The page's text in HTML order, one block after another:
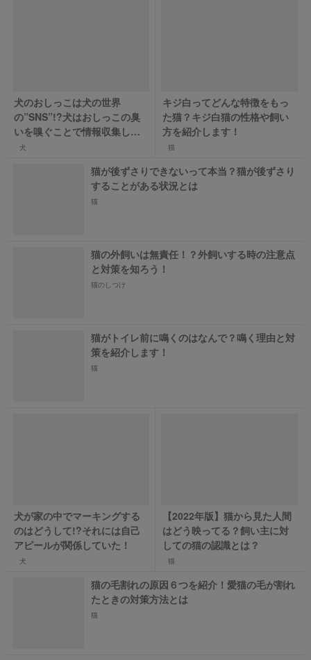
犬のおしっこは犬の世界
の”SNS”!?犬はおしっこの臭
いを嗅ぐことで情報収集して
いる！
犬
キジ白ってどんな特徴をもっ
た猫？キジ白猫の性格や飼い
方を紹介します！
猫
猫が後ずさりできないって本当？猫が後ずさり
することがある状況とは
猫
猫の外飼いは無責任！？外飼いする時の注意点
と対策を知ろう！
猫のしつけ
猫がトイレ前に鳴くのはなんで？鳴く理由と対
策を紹介します！
猫
犬が家の中でマーキングする
のはどうして!?それには自己
アピールが関係していた！
犬
【2022年版】猫から見た人間
はどう映ってる？飼い主に対
しての猫の認識とは？
猫
猫の毛割れの原因６つを紹介！愛猫の毛が割れ
たときの対策方法とは
猫